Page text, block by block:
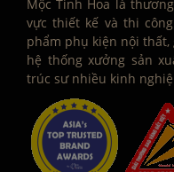
Mộc Tinh Hoa là
vực thiết kế và thi
phẩm phụ kiện nội
hệ thống xưởng sản
trúc sư nhiều kinh